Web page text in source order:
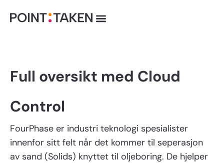
rett
Full oversikt med Cloud
Control
FourPhase er industri teknologi spesialister
innenfor sitt felt når det kommer til seperasjon
av sand (Solids) knyttet til oljeboring. De hjelper